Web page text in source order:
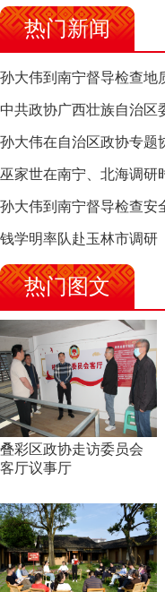
热门新闻
钱学明率队赴玉林市调研
热门图文
叠彩区政协走访委员会
客厅议事厅